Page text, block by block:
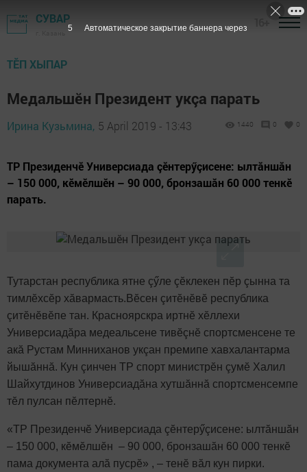
СУВАР
ТӖП ХЫПАР
Медальшӗн Президент укçа парать
Ирина Кузьмина, 5 April 2019 - 13:43 1440 0 0
ТР Президенчӗ Универсиада çӗнтерӳçисене: ылтăншăн
– 150 000, кӗмӗлшӗн – 90 000, бронзашăн 60 000 тенкӗ
парать.
Тутарстан республика ятне çӳле çӗклекен пӗр çынна та
тимлӗхсӗр хăвармасть.Вӗсен çитӗнӗвӗ республика
çитӗнӗвӗпе тан. Красноярскра иртнӗ хӗллехи
Универсиадăра медеальсене тивӗçнӗ спортсменсене те
акă Рустам Минниханов укçан премипе хавхалантарма
йышăннă. Кун çинчен ТР спорт министрӗн çумӗ Халил
Шайхутдинов Универсиадăна хутшăннă спортсменсемпе
тӗл пулсан пӗлтернӗ.
«ТР Президенчӗ Универсиада çӗнтерӳçисене: ылтăншăн
– 150 000, кӗмӗлшӗн – 90 000, бронзашăн 60 000 тенкӗ
пама документа алă пусрӗ» , – тенӗ вăл кун пирки.
4 Автоматическое закрытие баннера через